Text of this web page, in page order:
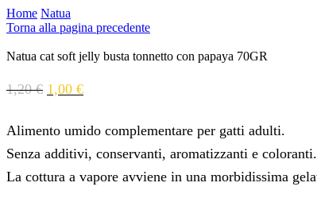
Home Natua
Torna alla pagina precedente
Natua cat soft jelly busta tonnetto con papaya 70GR
1,20€ 1,00 €
Alimento umido complementare per gatti adulti.
Senza additivi, conservanti, aromatizzanti e
La cottura a vapore avviene in una morbidissima